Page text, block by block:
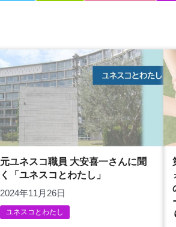
元ユネスコ職員 大安喜一さんに聞
く「ユネスコとわたし」
2024年11月26日
ユネスコとわたし